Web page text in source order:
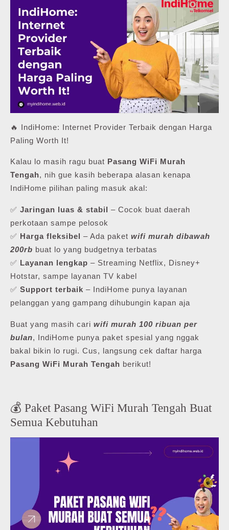
🔥 IndiHome: Internet Provider Terbaik dengan Harga
Paling Worth It!
Kalau lo masih ragu buat Pasang WiFi Murah
Tengah, nih gue kasih beberapa alasan kenapa
IndiHome pilihan paling masuk akal:
✅ Jaringan luas & stabil – Cocok buat daerah
perkotaan sampe pelosok
✅ Harga fleksibel – Ada paket wifi murah dibawah
200rb buat lo yang budgetnya terbatas
✅ Layanan lengkap – Streaming Netflix, Disney+
Hotstar, sampe layanan TV kabel
✅ Support terbaik – IndiHome punya layanan
pelanggan yang gampang dihubungin kapan aja
Buat yang masih cari wifi murah 100 ribuan per
bulan, IndiHome punya paket spesial yang nggak
bakal bikin lo rugi. Cus, langsung cek daftar harga
Pasang WiFi Murah Tengah berikut!
💰 Paket Pasang WiFi Murah Tengah Buat
Semua Kebutuhan